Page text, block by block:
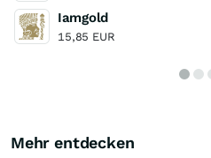
Iamgold
15,85 EUR
Mehr entdecken